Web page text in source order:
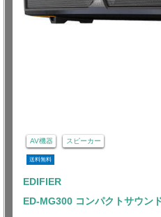
AV機器 スピーカー
送料無料
EDIFIER
ED-MG300 コンパクトサウン